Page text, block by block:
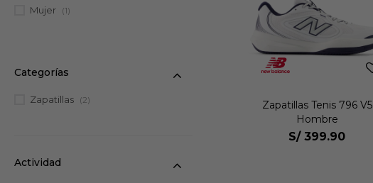
Zapatillas Tenis 796 V5
Hombre
S/ 399.90
Categorías
Zapatillas (2)
Actividad
Mujer (1)